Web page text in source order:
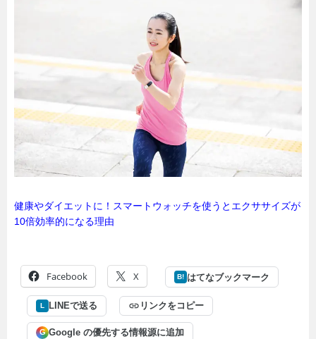
健康やダイエットに！スマートウォッチを使うとエクササイズが
10倍効率的になる理由
Facebook X B! はてなブックマーク
L LINEで送る リンクをコピー
G Google の優先する情報源に追加